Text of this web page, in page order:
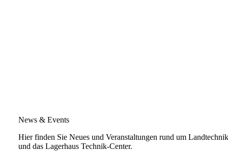
News & Events
Hier finden Sie Neues und Veranstaltungen rund um Landtechnik
und das Lagerhaus Technik-Center.